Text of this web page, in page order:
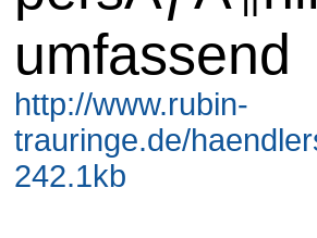
umfassend
http://www.rubin-
trauringe.de/
242.1kb